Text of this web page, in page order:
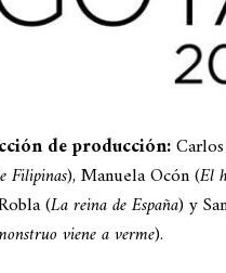
de producción:
Filipinas), Manuela Ocón (El
(La reina de España) y
viene a verme).